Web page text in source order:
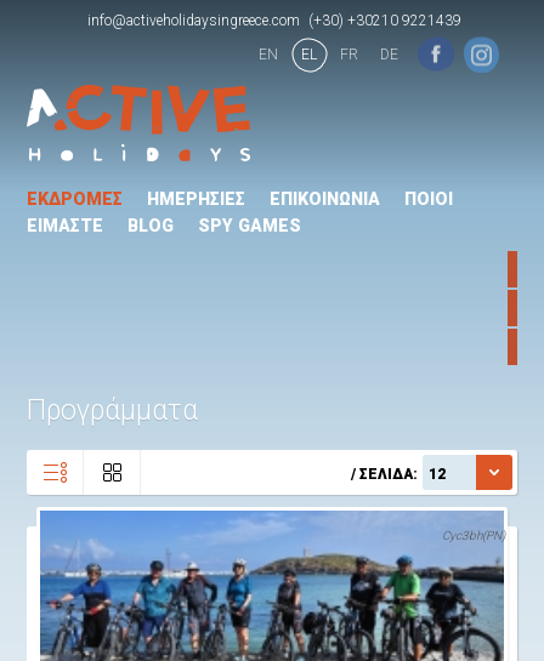
info@activeholidaysingreece.com
(+30) +30210 9221439
EN
EL FR DE
ΕΚΔΡΟΜΕΣ ΗΜΕΡΗΣΙΕΣ ΕΠΙΚΟΙΝΩΝΙΑ
ΠΟΙΟΙ
ΕΙΜΑΣΤΕ
BLOG SPY GAMES
Προγράμματα
/ ΣΕΛΙΔΑ:
Cyc3bh(PN)